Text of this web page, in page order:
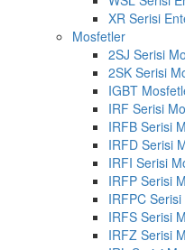
XR Serisi
Mosfetler
2SJ Serisi
2SK Serisi
IGBT
IRF Serisi
IRFB Serisi
IRFD Serisi
IRFI Serisi
IRFP Serisi
IRFPC
IRFS Serisi
IRFZ Serisi